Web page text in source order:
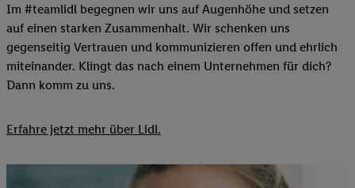
Im #teamlidl begegnen wir uns auf Augenhöhe und setzen
auf einen starken Zusammenhalt. Wir schenken uns
gegenseitig Vertrauen und kommunizieren offen und ehrlich
miteinander. Klingt das nach einem Unternehmen für dich?
Dann komm zu uns.​
Erfahre jetzt mehr über Lidl.